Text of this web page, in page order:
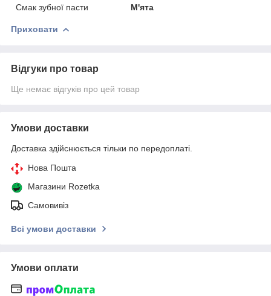
Смак зубної пасти
М'ята
Приховати
Відгуки про товар
Ще немає відгуків про цей товар
Умови доставки
Доставка здійснюється тільки по передоплаті.
Нова Пошта
Магазини Rozetka
Самовивіз
Всі умови доставки
Умови оплати